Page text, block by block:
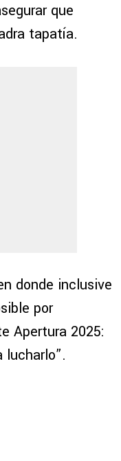
que
tapatía.
donde inclusive
por
Apertura 2025:
lucharlo”.